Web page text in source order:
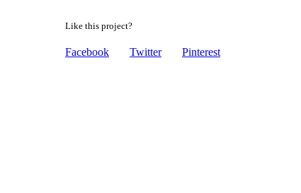
Like this project?
Facebook Twitter Pinterest